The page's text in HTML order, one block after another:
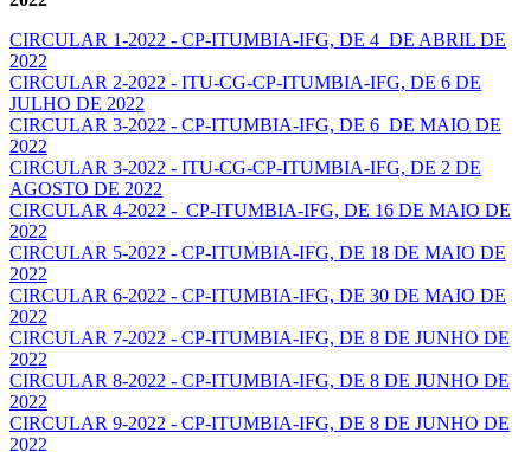
CIRCULAR 1-2022 - CP-ITUMBIA-IFG, DE 4 DE ABRIL DE
2022
CIRCULAR 2-2022 - ITU-CG-CP-ITUMBIA-IFG, DE 6 DE
JULHO DE 2022
CIRCULAR 3-2022 - CP-ITUMBIA-IFG, DE 6 DE MAIO DE
2022
CIRCULAR 3-2022 - ITU-CG-CP-ITUMBIA-IFG, DE 2 DE
AGOSTO DE 2022
CIRCULAR 4-2022 - CP-ITUMBIA-IFG, DE 16 DE MAIO DE
2022
CIRCULAR 5-2022 - CP-ITUMBIA-IFG, DE 18 DE MAIO DE
2022
CIRCULAR 6-2022 - CP-ITUMBIA-IFG, DE 30 DE MAIO DE
2022
CIRCULAR 7-2022 - CP-ITUMBIA-IFG, DE 8 DE JUNHO DE
2022
CIRCULAR 8-2022 - CP-ITUMBIA-IFG, DE 8 DE JUNHO DE
2022
CIRCULAR 9-2022 - CP-ITUMBIA-IFG, DE 8 DE JUNHO DE
2022